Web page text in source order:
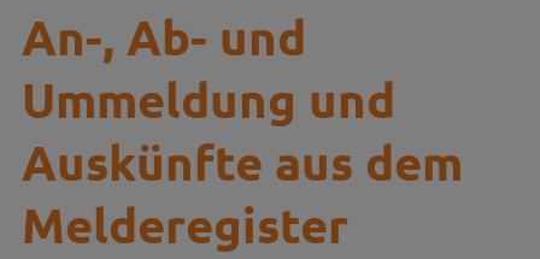
An-, Ab- und
Ummeldung und
Auskünfte aus dem
Melderegister